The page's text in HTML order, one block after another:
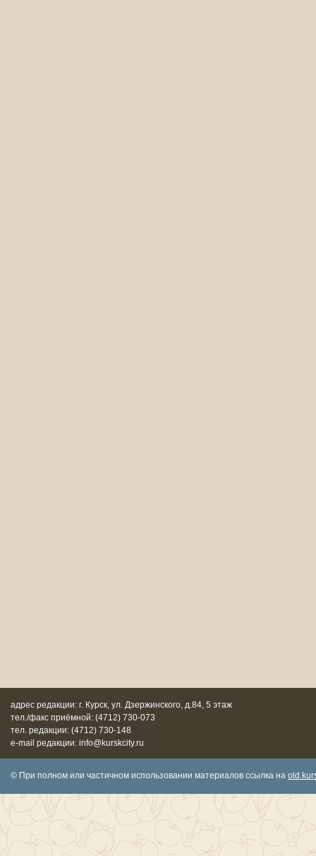
адрес редакции: г. Курск, ул. Дзержинского, д.84, 5 этаж
тел./факс приёмной: (4712) 730-073
тел. редакции: (4712) 730-148
e-mail редакции: info@kurskcity.ru
© При полном или частичном использовании материалов ссылка на